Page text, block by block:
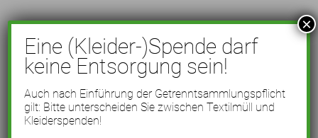
Eine (Kleider-)Spende darf
keine Entsorgung sein!
Auch nach Einführung der Getrenntsammlungspflicht
gilt: Bitte unterscheiden Sie zwischen Textilmüll und
Kleiderspenden!
×